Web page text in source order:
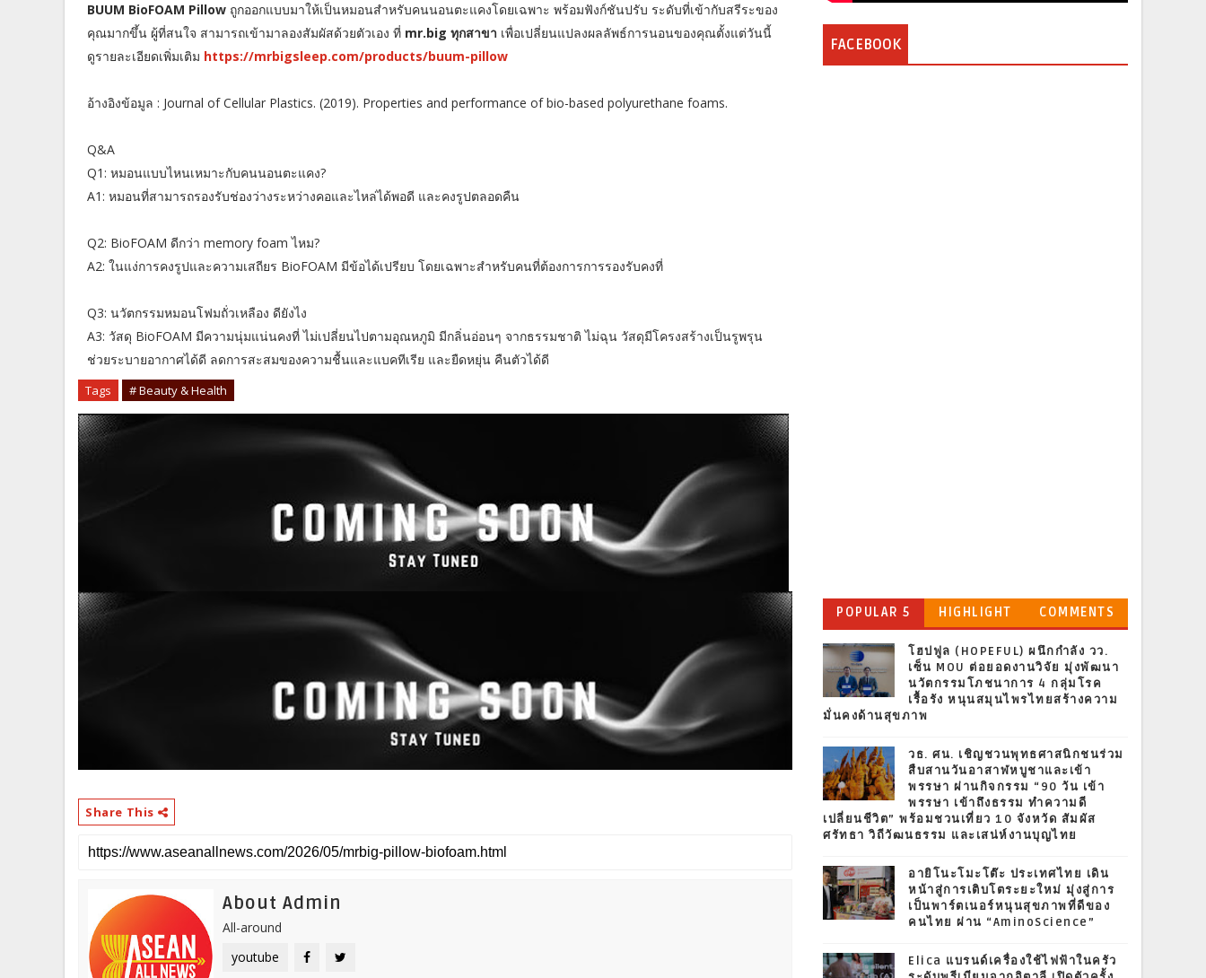
BUUM BioFOAM Pillow ถูกออกแบบมาให้เป็นหมอนสำหรับคนนอนตะแคงโดยเฉพาะ พร้อมฟังก์ชันปรับ ระดับที่เข้ากับสรีระของ
คุณมากขึ้น ผู้ที่สนใจ สามารถเข้ามาลองสัมผัสด้วยตัวเอง ที่ mr.big ทุกสาขา เพื่อเปลี่ยนแปลงผลลัพธ์การนอนของคุณตั้งแต่วันนี้
ดูรายละเอียดเพิ่มเติม https://mrbigsleep.com/products/buum-pillow
อ้างอิงข้อมูล : Journal of Cellular Plastics. (2019). Properties and performance of bio-based polyurethane foams.
Q&A
Q1: หมอนแบบไหนเหมาะกับคนนอนตะแคง?
A1: หมอนที่สามารถรองรับช่องว่างระหว่างคอและไหล่ได้พอดี และคงรูปตลอดคืน
Q2: BioFOAM ดีกว่า memory foam ไหม?
A2: ในแง่การคงรูปและความเสถียร BioFOAM มีข้อได้เปรียบ โดยเฉพาะสำหรับคนที่ต้องการการรองรับคงที่
Q3: นวัตกรรมหมอนโฟมถั่วเหลือง ดียังไง
A3: วัสดุ BioFOAM มีความนุ่มแน่นคงที่ ไม่เปลี่ยนไปตามอุณหภูมิ มีกลิ่นอ่อนๆ จากธรรมชาติ ไม่ฉุน วัสดุมีโครงสร้างเป็นรูพรุน
ช่วยระบายอากาศได้ดี ลดการสะสมของความชื้นและแบคทีเรีย และยืดหยุ่น คืนตัวได้ดี
Tags # Beauty & Health
Share This
About Admin
All-around
youtube
FACEBOOK
POPULAR 5 HIGHLIGHT COMMENTS
โฮปฟูล (HOPEFUL) ผนึกกำลัง วว.
เซ็น MOU ต่อยอดงานวิจัย มุ่งพัฒนา
นวัตกรรมโภชนาการ 4 กลุ่มโรค
เรื้อรัง หนุนสมุนไพรไทยสร้างความ
มั่นคงด้านสุขภาพ
วธ. ศน. เชิญชวนพุทธศาสนิกชนร่วม
สืบสานวันอาสาฬหบูชาและเข้า
พรรษา ผ่านกิจกรรม “90 วัน เข้า
พรรษา เข้าถึงธรรม ทำความดี
เปลี่ยนชีวิต” พร้อมชวนเที่ยว 10 จังหวัด สัมผัส
ศรัทธา วิถีวัฒนธรรม และเสน่ห์งานบุญไทย
อายิโนะโมะโต๊ะ ประเทศไทย เดิน
หน้าสู่การเติบโตระยะใหม่ มุ่งสู่การ
เป็นพาร์ตเนอร์หนุนสุขภาพที่ดีของ
คนไทย ผ่าน “AminoScience”
Elica แบรนด์เครื่องใช้ไฟฟ้าในครัว